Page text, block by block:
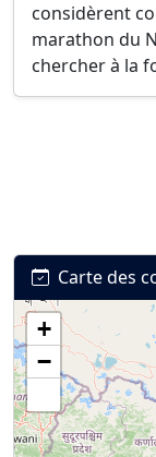
considèrent
marathon du
chercher à la
Carte des
+
−